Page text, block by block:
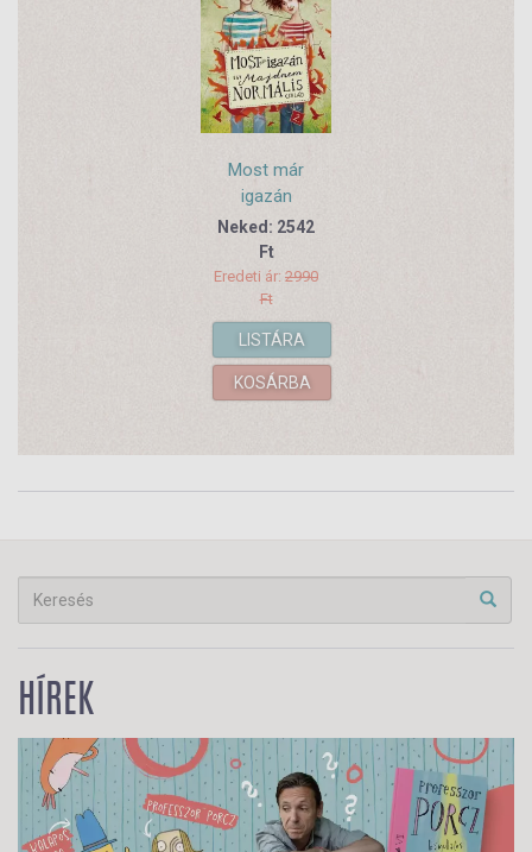
Most már
igazán
Neked: 2542
Ft
Eredeti ár: 2990
Ft
LISTÁRA
KOSÁRBA
HÍREK